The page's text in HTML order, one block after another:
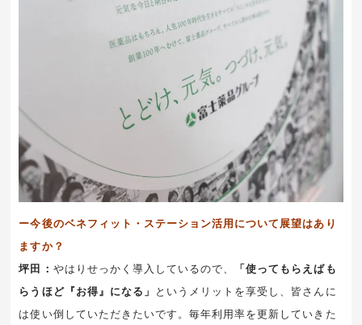
ー今後のベネフィット・ステーション活用について展望はあり
ますか？
坪田： やはりせっかく導入しているので、
「使ってもらえばも
らうほど『お得』になる」
というメリットを享受し、皆さんに
は使い倒していただきたいです。毎年利用率を更新していきた